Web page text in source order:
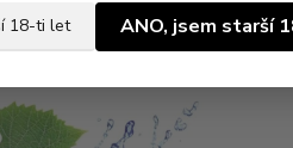
18-ti let ANO, jsem starší
Grape Ice